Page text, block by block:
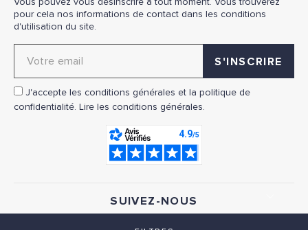
pour cela nos informations de contact dans les conditions
d'utilisation du site.
J'accepte les conditions générales et la politique de
confidentialité. Lire les conditions générales.
SUIVEZ-NOUS